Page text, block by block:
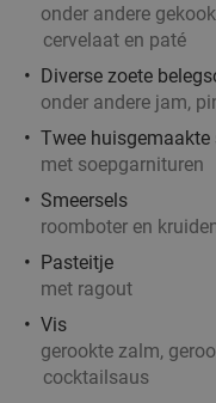
onder andere
cervelaat en paté
Diverse zoete
onder andere jam,
Twee huisgemaakte
met soepgarnituren
Smeersels
roomboter en
Pasteitje
met ragout
Vis
gerookte zalm,
cocktailsaus